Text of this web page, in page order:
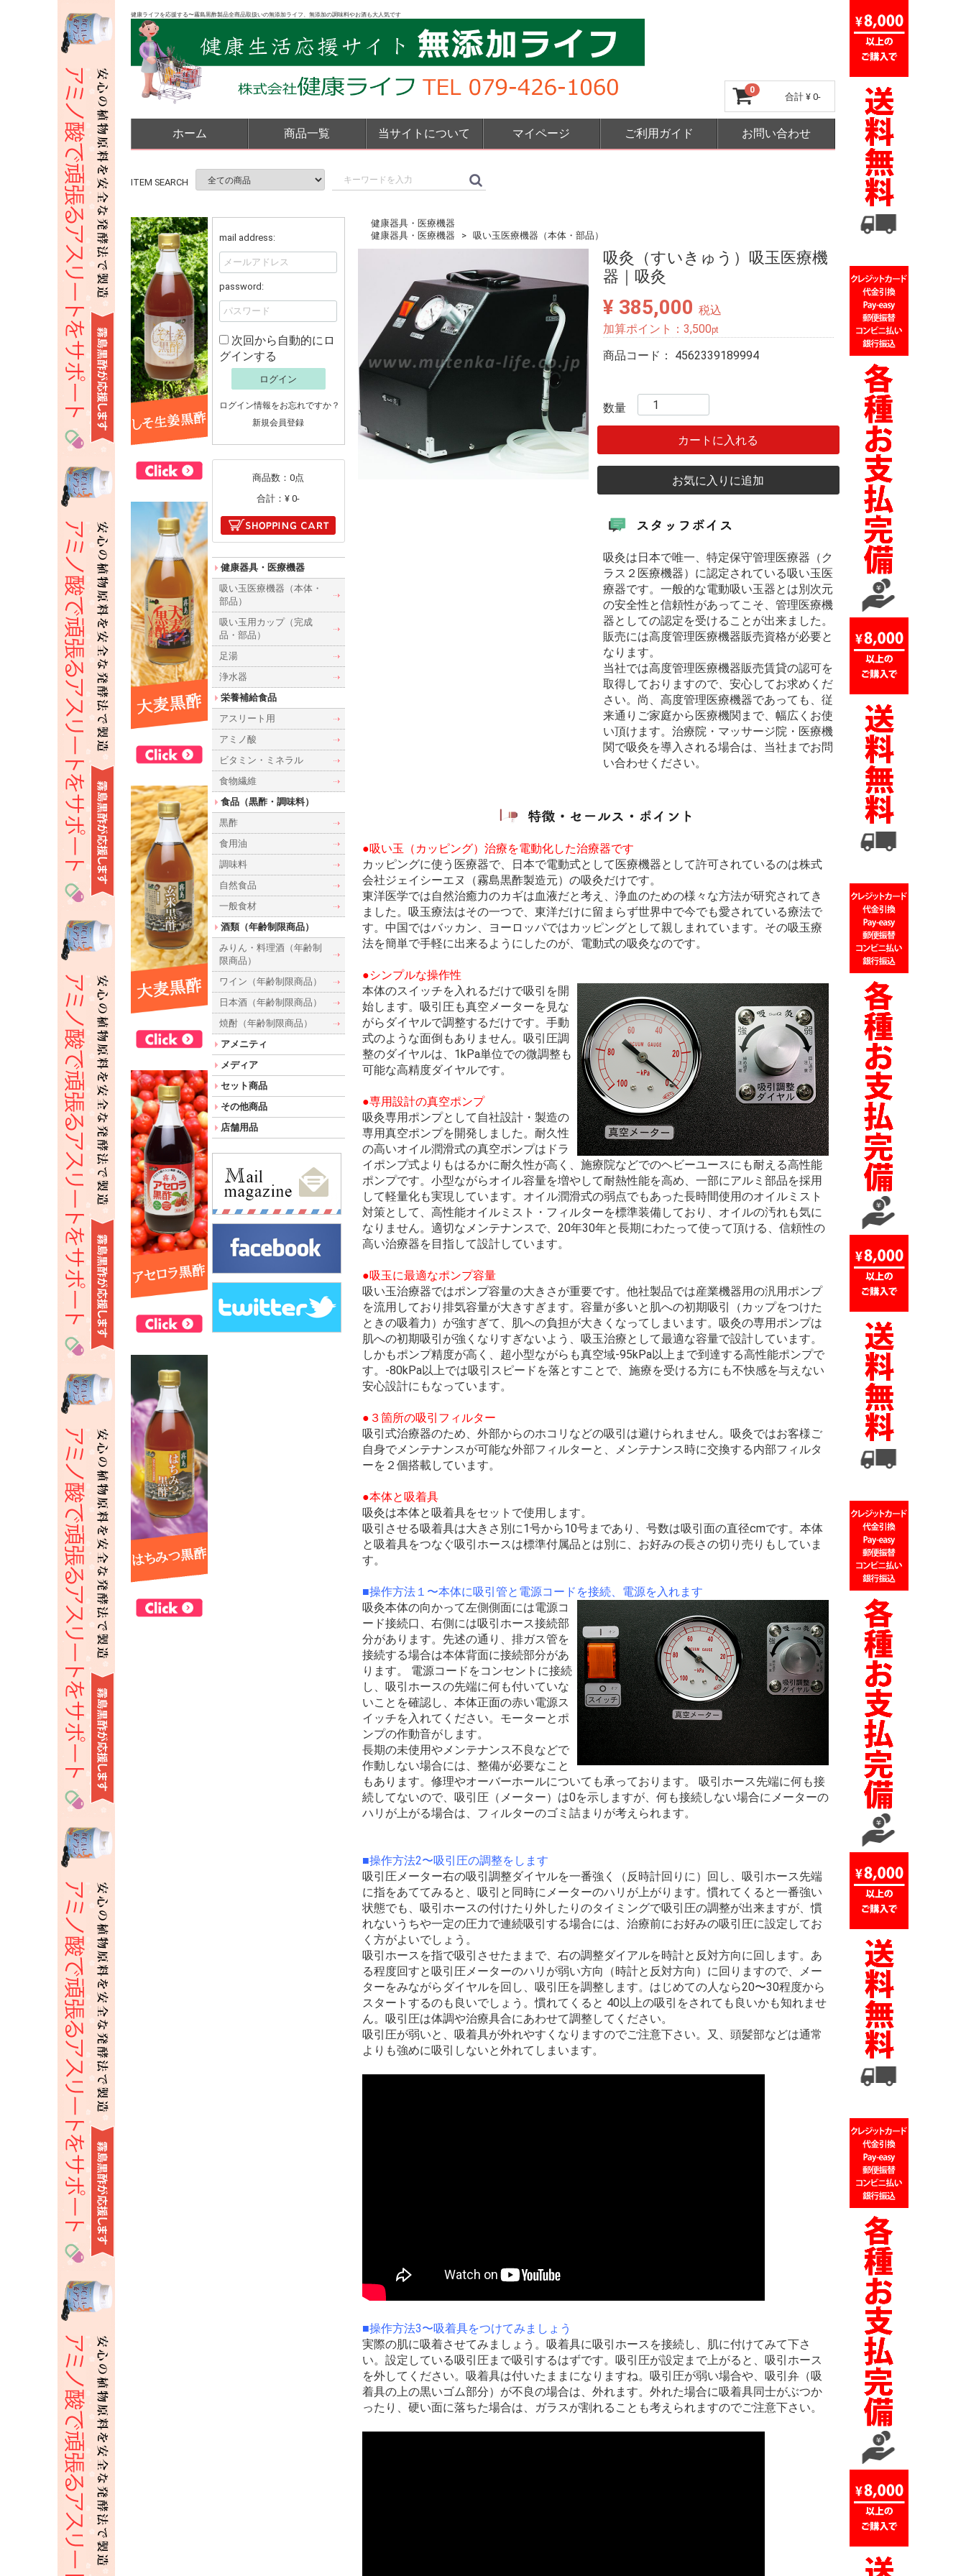
健康ライフを応援する〜霧島黒酢製品全商品取扱いの無添加ライフ、無添加の調味料やお酒も大人気です
ホーム 商品一覧 当サイトについて マイページ ご利用ガイド お問い合わせ
ITEM SEARCH
健康器具・医療機器
健康器具・医療機器
吸い玉医療機器（本体・部品）
吸灸（すいきゅう）吸玉医療機
器｜吸灸
¥ 385,000 税込
加算ポイント： 3,500pt
商品コード： 4562339189994
数量
カートに入れる
お気に入りに追加
吸灸は日本で唯一、特定保守管理医療器（ク
ラス２医療機器）に認定されている吸い玉医
療器です。一般的な電動吸い玉器とは別次元
の安全性と信頼性があってこそ、管理医療機
器としての認定を受けることが出来ました。
販売には高度管理医療機器販売資格が必要と
なります。
当社では高度管理医療機器販売賃貸の認可を
取得しておりますので、安心してお求めくだ
さい。尚、高度管理医療機器であっても、従
来通りご家庭から医療機関まで、幅広くお使
い頂けます。治療院・マッサージ院・医療機
関で吸灸を導入される場合は、当社までお問
い合わせください。
●吸い玉（カッピング）治療を電動化した治療器です
カッピングに使う医療器で、日本で電動式として医療機器として許可されているのは株式
会社ジェイシーエヌ（霧島黒酢製造元）の吸灸だけです。
東洋医学では自然治癒力のカギは血液だと考え、浄血のための様々な方法が研究されてき
ました。吸玉療法はその一つで、東洋だけに留まらず世界中で今でも愛されている療法で
す。中国ではバッカン、ヨーロッパではカッピングとして親しまれています。その吸玉療
法を簡単で手軽に出来るようにしたのが、電動式の吸灸なのです。
●シンプルな操作性
本体のスイッチを入れるだけで吸引を開
始します。吸引圧も真空メーターを見な
がらダイヤルで調整するだけです。手動
式のような面倒もありません。吸引圧調
整のダイヤルは、1kPa単位での微調整も
可能な高精度ダイヤルです。
●専用設計の真空ポンプ
吸灸専用ポンプとして自社設計・製造の
専用真空ポンプを開発しました。耐久性
の高いオイル潤滑式の真空ポンプはドラ
イポンプ式よりもはるかに耐久性が高く、施療院などでのヘビーユースにも耐える高性能
ポンプです。小型ながらオイル容量を増やして耐熱性能を高め、一部にアルミ部品を採用
して軽量化も実現しています。オイル潤滑式の弱点でもあった長時間使用のオイルミスト
対策として、高性能オイルミスト・フィルターを標準装備しており、オイルの汚れも気に
なりません。適切なメンテナンスで、20年30年と長期にわたって使って頂ける、信頼性の
高い治療器を目指して設計しています。
●吸玉に最適なポンプ容量
吸い玉治療器ではポンプ容量の大きさが重要です。他社製品では産業機器用の汎用ポンプ
を流用しており排気容量が大きすぎます。容量が多いと肌への初期吸引（カップをつけた
ときの吸着力）が強すぎて、肌への負担が大きくなってしまいます。吸灸の専用ポンプは
肌への初期吸引が強くなりすぎないよう、吸玉治療として最適な容量で設計しています。
しかもポンプ精度が高く、超小型ながらも真空域-95kPa以上まで到達する高性能ポンプで
す。-80kPa以上では吸引スピードを落とすことで、施療を受ける方にも不快感を与えない
安心設計にもなっています。
●３箇所の吸引フィルター
吸引式治療器のため、外部からのホコリなどの吸引は避けられません。吸灸ではお客様ご
自身でメンテナンスが可能な外部フィルターと、メンテナンス時に交換する内部フィルタ
ーを２個搭載しています。
●本体と吸着具
吸灸は本体と吸着具をセットで使用します。
吸引させる吸着具は大きさ別に1号から10号まであり、号数は吸引面の直径cmです。本体
と吸着具をつなぐ吸引ホースは標準付属品とは別に、お好みの長さの切り売りもしていま
す。
■操作方法１〜本体に吸引管と電源コードを接続、電源を入れます
吸灸本体の向かって左側側面には電源コ
ード接続口、右側には吸引ホース接続部
分があります。先述の通り、排ガス管を
接続する場合は本体背面に接続部分があ
ります。 電源コードをコンセントに接続
し、吸引ホースの先端に何も付いていな
いことを確認し、本体正面の赤い電源ス
イッチを入れてください。モーターとポ
ンプの作動音がします。
長期の未使用やメンテナンス不良などで
作動しない場合には、整備が必要なこと
もあります。修理やオーバーホールについても承っております。 吸引ホース先端に何も接
続してないので、吸引圧（メーター）は0を示しますが、何も接続しない場合にメーターの
ハリが上がる場合は、フィルターのゴミ詰まりが考えられます。
■操作方法2〜吸引圧の調整をします
吸引圧メーター右の吸引調整ダイヤルを一番強く（反時計回りに）回し、吸引ホース先端
に指をあててみると、吸引と同時にメーターのハリが上がります。慣れてくると一番強い
状態でも、吸引ホースの付けたり外したりのタイミングで吸引圧の調整が出来ますが、慣
れないうちや一定の圧力で連続吸引する場合には、治療前にお好みの吸引圧に設定してお
く方がよいでしょう。
吸引ホースを指で吸引させたままで、右の調整ダイアルを時計と反対方向に回します。あ
る程度回すと吸引圧メーターのハリが弱い方向（時計と反対方向）に回りますので、メー
ターをみながらダイヤルを回し、吸引圧を調整します。はじめての人なら20〜30程度から
スタートするのも良いでしょう。慣れてくると 40以上の吸引をされても良いかも知れませ
ん。吸引圧は体調や治療具合にあわせて調整してください。
吸引圧が弱いと、吸着具が外れやすくなりますのでご注意下さい。又、頭髪部などは通常
よりも強めに吸引しないと外れてしまいます。
■操作方法3〜吸着具をつけてみましょう
実際の肌に吸着させてみましょう。吸着具に吸引ホースを接続し、肌に付けてみて下さ
い。設定している吸引圧まで吸引するはずです。吸引圧が設定まで上がると、吸引ホース
を外してください。吸着具は付いたままになりますね。吸引圧が弱い場合や、吸引弁（吸
着具の上の黒いゴム部分）が不良の場合は、外れます。外れた場合に吸着具同士がぶつか
ったり、硬い面に落ちた場合は、ガラスが割れることも考えられますのでご注意下さい。
mail address:
password:
次回から自動的にロ
グインする
ログイン
ログイン情報をお忘れですか？
新規会員登録
0
合計¥ 0-
商品数：0点
合計：¥ 0-
健康器具・医療機器
吸い玉医療機器（本体・
部品）
吸い玉用カップ（完成
品・部品）
足湯
浄水器
栄養補給食品
アスリート用
アミノ酸
ビタミン・ミネラル
食物繊維
食品（黒酢・調味料）
黒酢
食用油
調味料
自然食品
一般食材
酒類（年齢制限商品）
みりん・料理酒（年齢制
限商品）
ワイン（年齢制限商品）
日本酒（年齢制限商品）
焼酎（年齢制限商品）
アメニティ
メディア
セット商品
その他商品
店舗用品